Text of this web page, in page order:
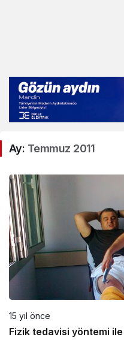
Ay: Temmuz 2011
15 yıl önce
Fizik tedavisi yöntemi